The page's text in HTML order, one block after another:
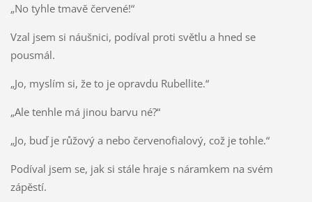
„No tyhle tmavě červené!“
Vzal jsem si náušnici, podíval proti světlu a hned se
pousmál.
„Jo, myslím si, že to je opravdu Rubellite.“
„Ale tenhle má jinou barvu né?“
„Jo, buď je růžový a nebo červenofialový, což je tohle.“
Podíval jsem se, jak si stále hraje s náramkem na svém
zápěstí.